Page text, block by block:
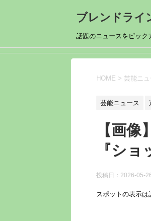
ブレンドライ
話題のニュースをピック
HOME > 芸能ニュ
芸能ニュース
【画
『シ
投稿日： 2026-05-